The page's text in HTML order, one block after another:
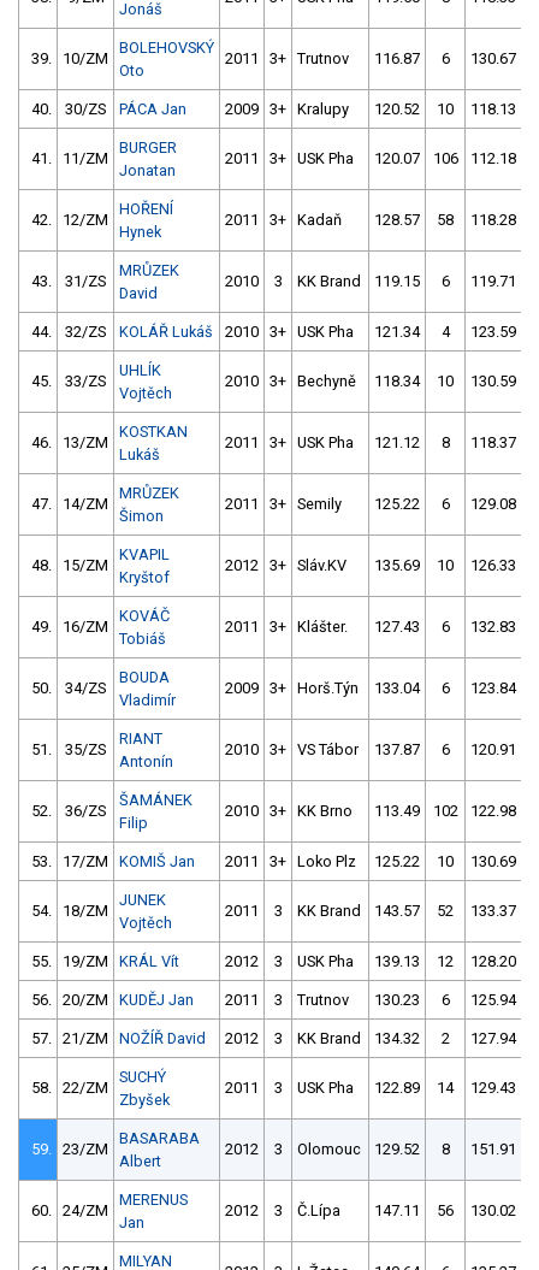
Jonáš
39. 10/ZM
BOLEHOVSKÝ
Oto
2011 3+ Trutnov 116.87 6 130.67
40. 30/ZS PÁCA Jan 2009 3+ Kralupy 120.52 10 118.13
41. 11/ZM
BURGER
Jonatan
2011 3+ USK Pha 120.07 106 112.18
42. 12/ZM
HOŘENÍ
Hynek
2011 3+ Kadaň 128.57 58 118.28
43. 31/ZS
MRŮZEK
David
2010 3 KK Brand 119.15 6 119.71
44. 32/ZS KOLÁŘ Lukáš 2010 3+ USK Pha 121.34 4 123.59
45. 33/ZS
UHLÍK
Vojtěch
2010 3+ Bechyně 118.34 10 130.59
46. 13/ZM
KOSTKAN
Lukáš
2011 3+ USK Pha 121.12 8 118.37
47. 14/ZM
MRŮZEK
Šimon
2011 3+ Semily 125.22 6 129.08
48. 15/ZM
KVAPIL
Kryštof
2012 3+ Sláv.KV 135.69 10 126.33
49. 16/ZM
KOVÁČ
Tobiáš
2011 3+ Klášter. 127.43 6 132.83
50. 34/ZS
BOUDA
Vladimír
2009 3+ Horš.Týn 133.04 6 123.84
51. 35/ZS
RIANT
Antonín
2010 3+ VS Tábor 137.87 6 120.91
52. 36/ZS
ŠAMÁNEK
Filip
2010 3+ KK Brno 113.49 102 122.98
53. 17/ZM KOMIŠ Jan 2011 3+ Loko Plz 125.22 10 130.69
54. 18/ZM
JUNEK
Vojtěch
2011 3 KK Brand 143.57 52 133.37
55. 19/ZM KRÁL Vít 2012 3 USK Pha 139.13 12 128.20
56. 20/ZM KUDĚJ Jan 2011 3 Trutnov 130.23 6 125.94
57. 21/ZM NOŽÍŘ David 2012 3 KK Brand 134.32 2 127.94
58. 22/ZM
SUCHÝ
Zbyšek
2011 3 USK Pha 122.89 14 129.43
59. 23/ZM
BASARABA
Albert
2012 3 Olomouc 129.52 8 151.91
60. 24/ZM
MERENUS
Jan
2012 3 Č.Lípa 147.11 56 130.02
MILYAN